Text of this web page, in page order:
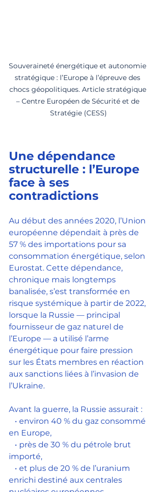
Souveraineté énergétique et autonomie
stratégique : l’Europe à l’épreuve des
chocs géopolitiques. Article stratégique
– Centre Européen de Sécurité et de
Stratégie (CESS)
Une dépendance
structurelle : l’Europe
face à ses
contradictions
Au début des années 2020, l’Union
européenne dépendait à près de
57 % des importations pour sa
consommation énergétique, selon
Eurostat. Cette dépendance,
chronique mais longtemps
banalisée, s’est transformée en
risque systémique à partir de 2022,
lorsque la Russie — principal
fournisseur de gaz naturel de
l’Europe — a utilisé l’arme
énergétique pour faire pression
sur les États membres en réaction
aux sanctions liées à l’invasion de
l’Ukraine.
Avant la guerre, la Russie assurait :
en Europe,
importé,
enrichi destiné aux centrales